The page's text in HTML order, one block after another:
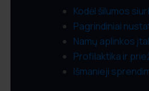
Kodėl šilumos
Pagrindiniai
Namų aplinkos
Profilaktika ir
Išmanieji